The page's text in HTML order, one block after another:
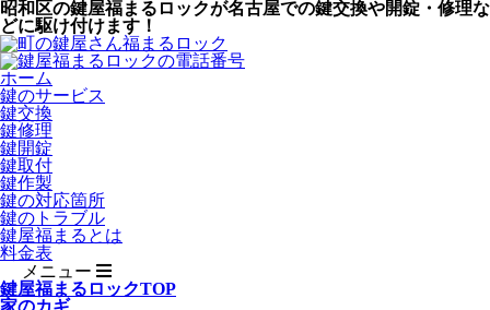
昭和区の鍵屋福まるロックが名古屋での鍵交換や開錠・修理な
どに駆け付けます！
ホーム
鍵のサービス
鍵交換
鍵修理
鍵開錠
鍵取付
鍵作製
鍵の対応箇所
鍵のトラブル
鍵屋福まるとは
料金表
メニュー
鍵屋福まるロックTOP
家のカギ